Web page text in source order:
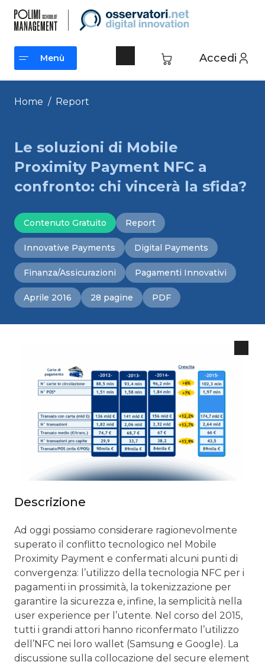
contenuto
Accedi
Menù
Menù
Home / Report
Le soluzioni di Mobile
Proximity Payment NFC a
confronto: chi vincerà la sfida?
Contenuto Gratuito Report
Innovative Payments Digital Payments
Finanza/Assicurazioni Pagamenti Innovativi
Aprile 2016 28 pagine PDF
Descrizione
Ad oggi possiamo considerare ragionevolmente
superato il conflitto tecnologico nel Mobile
Proximity Payment e confermati alcuni punti di
convergenza: l’utilizzo della tecnologia NFC per i
pagamenti in prossimità, la tokenizzazione per
garantire la sicurezza e, infine, la semplicità nella
user experience per l’utente. Nel corso del 2015,
tutti i grandi attori hanno riconfermato l’utilizzo
dell’NFC nei loro wallet (Samsung e Google). La
discussione sulla collocazione del secure element